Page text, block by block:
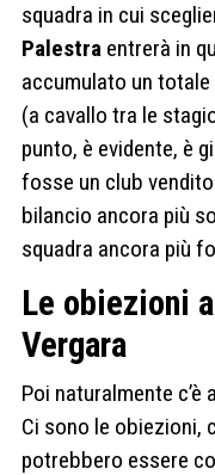
squadra in cui
Palestra entrerà in
accumulato un totale
(a cavallo tra le
punto, è evidente, è
fosse un club
bilancio ancora più
squadra ancora più
Le obiezioni
Vergara
Poi naturalmente c’è
Ci sono le obiezioni,
potrebbero essere